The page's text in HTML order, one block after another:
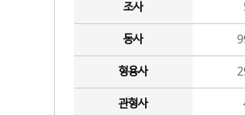
조사
동사
형용사
관형사